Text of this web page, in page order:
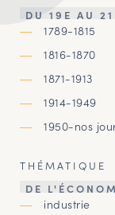
DU 19E AU
1789-1815
1816-1870
1871-1913
1914-1949
1950-nos
THÉMATIQUE
DE
industrie